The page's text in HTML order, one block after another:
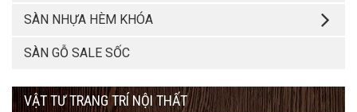
SÀN NHỰA HÈM KHÓA
SÀN GỖ SALE SỐC
VẬT TƯ TRANG TRÍ NỘI THẤT